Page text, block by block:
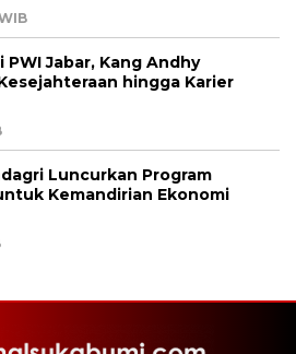
Jabar, Kang Andhy
hingga Karier
Luncurkan Program
Kemandirian Ekonomi